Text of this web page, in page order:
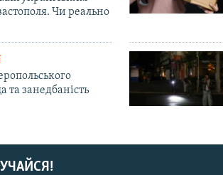
Чи реально
та занедбаність